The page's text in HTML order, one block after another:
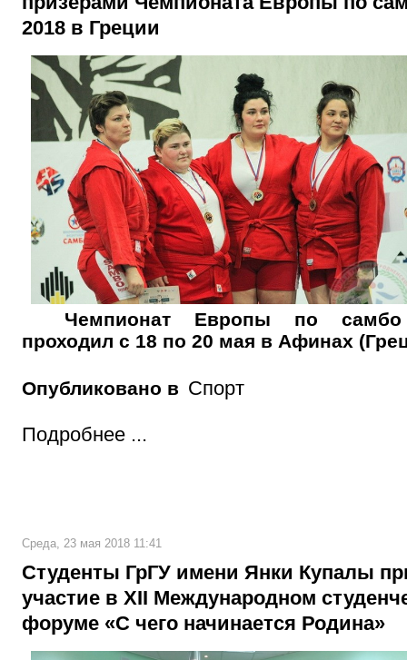
2018 в Греции
Чемпионат Европы по
проходил с 18 по 20 мая в Афинах
Опубликовано в Спорт
Подробнее ...
Среда, 23 мая 2018 11:41
Студенты ГрГУ имени Янки Купалы
участие в XII Международном
форуме «С чего начинается Родина»